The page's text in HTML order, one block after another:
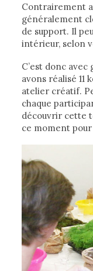
Contrairement
généralement
de support. Il
intérieur, selon
C’est donc
avons réalisé 11
atelier créatif.
chaque
découvrir cette
ce moment